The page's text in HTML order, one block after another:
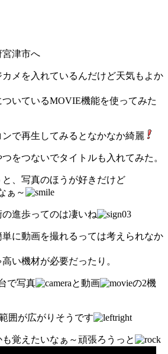
宮津市へ
メを入れているんだけど天気もよか
いているMOVIE機能を使ってみた
で再生してみるとなかなか綺麗
をつないでタイトルも入れてみた。
、写真のほうが好きだけど
ぁ～
進歩ってのは凄いね
に動画を撮れるっては考えられなか
い機材が必要だったり。
で写真 と動画
の2機
囲が広がりそうです
覚えたいなぁ～頑張ろうっと